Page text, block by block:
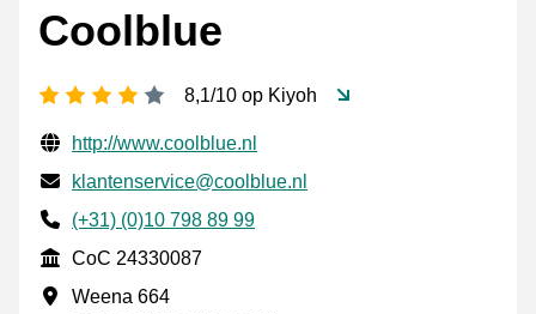
Coolblue
[_General:NumberOfStarsPluralFormat]
8,1/10 op Kiyoh
Verificerede kontaktoplysninger
Website URL
http://www.coolblue.nl
E-mail
klantenservice@coolblue.nl
Phone number
(+31) (0)10 798 89 99
CoC
CoC 24330087
Forretningsadresse
Weena 664